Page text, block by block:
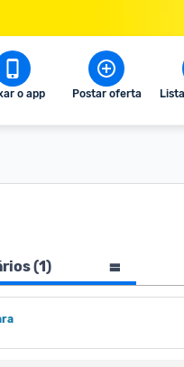
o app Postar oferta
(1)